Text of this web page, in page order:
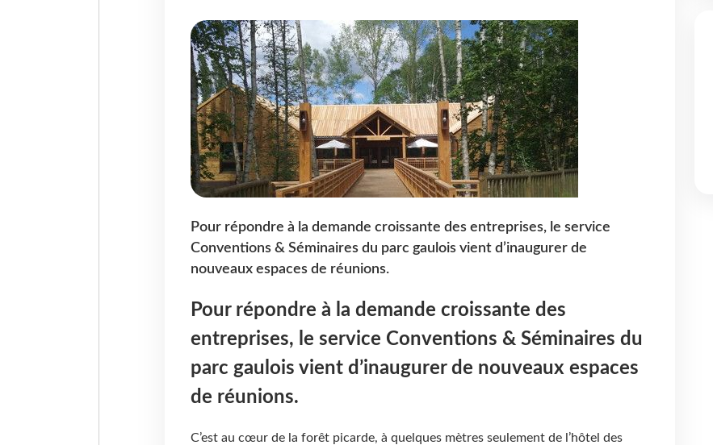
Pour répondre à la demande croissante des entreprises, le service
Conventions & Séminaires du parc gaulois vient d’inaugurer de
nouveaux espaces de réunions.
Pour répondre à la demande croissante des
entreprises, le service Conventions & Séminaires du
parc gaulois vient d’inaugurer de nouveaux espaces
de réunions.
C’est au cœur de la forêt picarde, à quelques mètres seulement de l’hôtel des